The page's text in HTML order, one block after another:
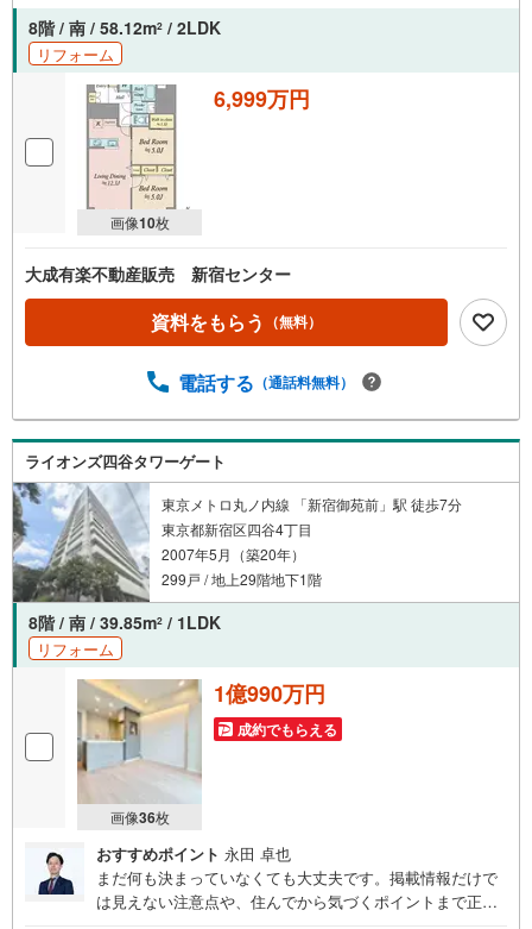
8階 / 南 / 58.12m2 / 2LDK
リフォーム
画像10枚
6,999万円
大成有楽不動産販売 新宿センター
資料をもらう （無料）
電話する （通話料無料）
ライオンズ四谷タワーゲート
東京メトロ丸ノ内線 「新宿御苑前」駅 徒歩7分
東京都新宿区四谷4丁目
2007年5月（築20年）
299戸 / 地上29階地下1階
8階 / 南 / 39.85m2 / 1LDK
リフォーム
画像36枚
1億990万円
成約でもらえる
おすすめポイント 永田 卓也
まだ何も決まっていなくても大丈夫です。掲載情報だけで
は見えない注意点や、住んでから気づくポイントまで正直